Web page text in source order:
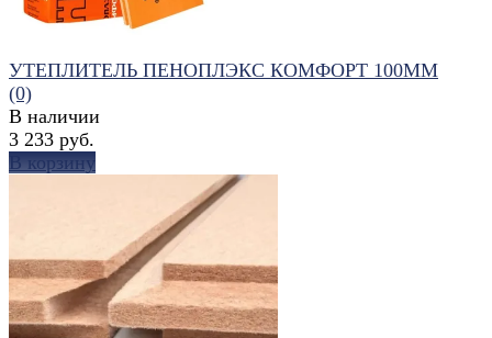
избранное сравнить
УТЕПЛИТЕЛЬ ПЕНОПЛЭКС КОМФОРТ 100ММ
(0)
В наличии
3 233 руб.
В корзину